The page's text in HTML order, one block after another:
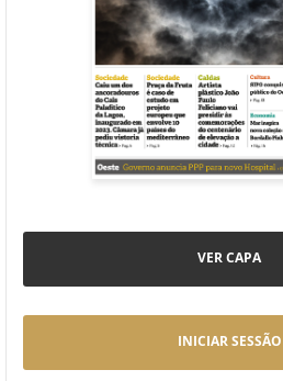
VER CAPA
INICIAR SESSÃO